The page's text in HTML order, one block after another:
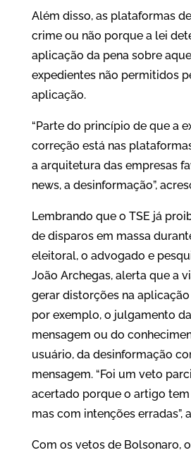
Além disso, as plataformas
crime ou não porque a lei
aplicação da pena sobre
expedientes não permitidos
aplicação.
“Parte do princípio de que a
correção está nas
a arquitetura das empresas
news, a desinformação”,
Lembrando que o TSE já
de disparos em massa
eleitoral, o advogado e
João Archegas, alerta que a
gerar distorções na
por exemplo, o julgamento
mensagem ou do
usuário, da desinformação
mensagem. “Foi um veto
acertado porque o artigo
mas com intenções erradas”,
Com os vetos de Bolsonaro,